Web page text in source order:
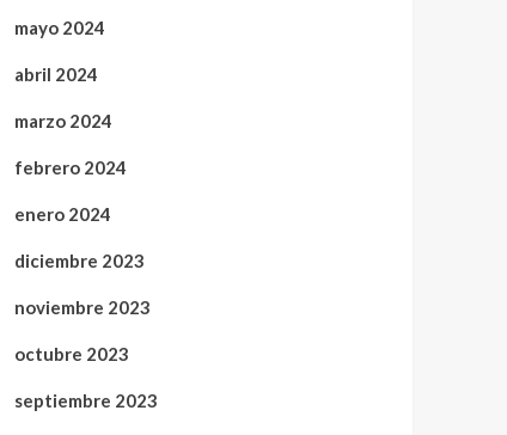
mayo 2024
abril 2024
marzo 2024
febrero 2024
enero 2024
diciembre 2023
noviembre 2023
octubre 2023
septiembre 2023